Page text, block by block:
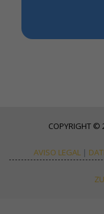
COPYRIGHT ©
AVISO LEGAL |